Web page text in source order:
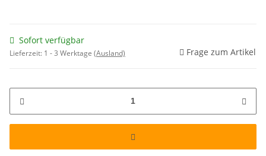
Sofort verfügbar
Lieferzeit: 1 - 3 Werktage (Ausland) Frage zum Artikel